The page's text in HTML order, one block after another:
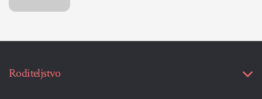
Roditeljstvo